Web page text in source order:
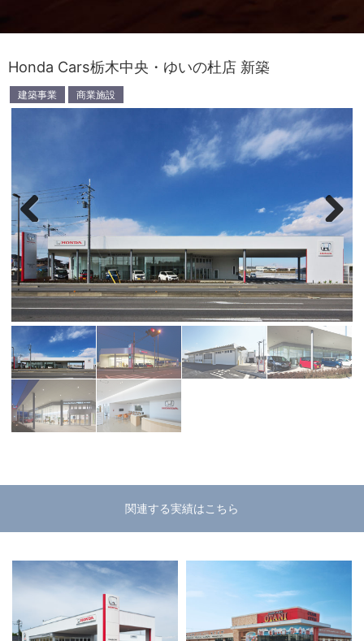
Honda Cars栃木中央・ゆいの杜店 新築
建築事業 商業施設
Previous Next
関連する実績はこちら